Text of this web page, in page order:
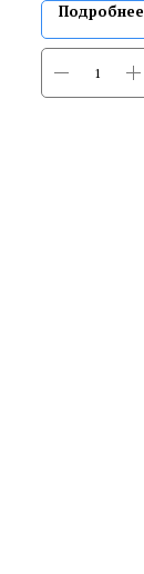
Подробнее